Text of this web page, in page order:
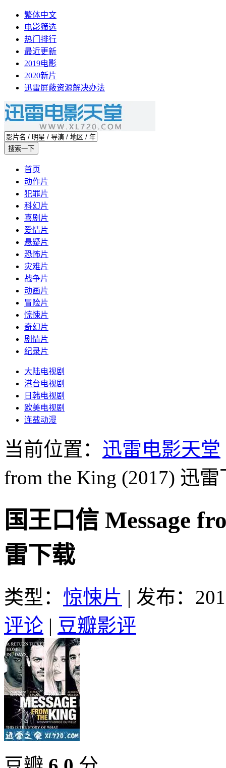
繁体中文
电影筛选
热门排行
最近更新
2019电影
2020新片
迅雷屏蔽资源解决办法
首页
动作片
犯罪片
科幻片
喜剧片
爱情片
悬疑片
恐怖片
灾难片
战争片
动画片
冒险片
惊悚片
奇幻片
剧情片
纪录片
大陆电视剧
港台电视剧
日韩电视剧
欧美电视剧
连载动漫
当前位置： 迅雷电影天堂
from the King (2017) 迅雷
国王口信 Message
雷下载
类型： 惊悚片 | 发布：
评论 | 豆瓣影评